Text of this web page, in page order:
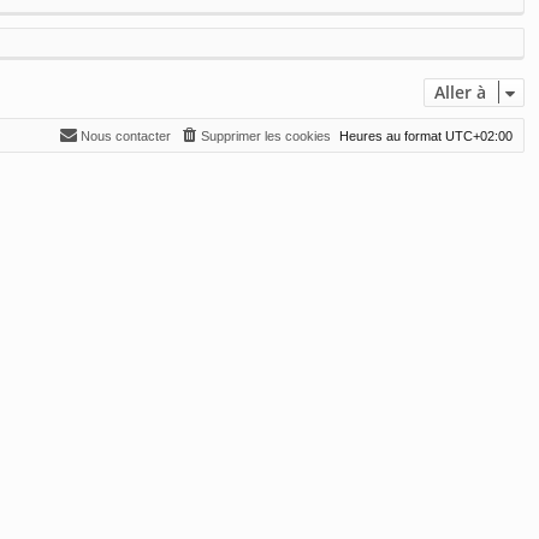
Aller à
Heures au format UTC+02:00
Supprimer les cookies
Nous contacter